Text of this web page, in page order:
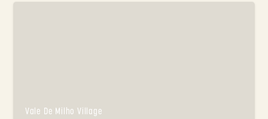
Vale De Milho Village